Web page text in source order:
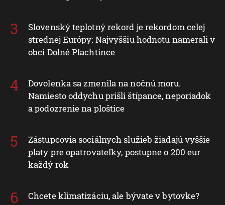
Slovenský teplotný rekord je rekordom celej
strednej Európy: Najvyššiu hodnotu namerali v
obci Dolné Plachtince
Dovolenka sa zmenila na nočnú moru.
Namiesto oddychu prišli štípance, neporiadok
a podozrenie na ploštice
Zástupcovia sociálnych služieb žiadajú vyššie
platy pre opatrovateľky, postupne o 200 eur
každý rok
Chcete klimatizáciu, ale bývate v bytovke?